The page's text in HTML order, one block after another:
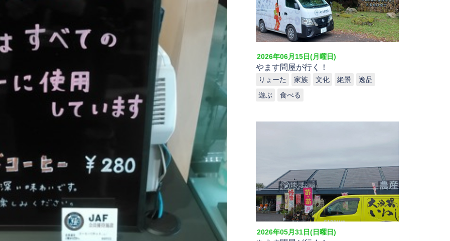
2026年06月15日(月曜日)
やます問屋が行く！
りょーた 家族 文化 絶景
逸品
遊ぶ
食べる
2026年05月31日(日曜日)